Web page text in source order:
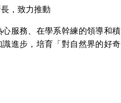
，致力推動
服務、在學系幹練的領導和積
進步，培育「對自然界的好奇